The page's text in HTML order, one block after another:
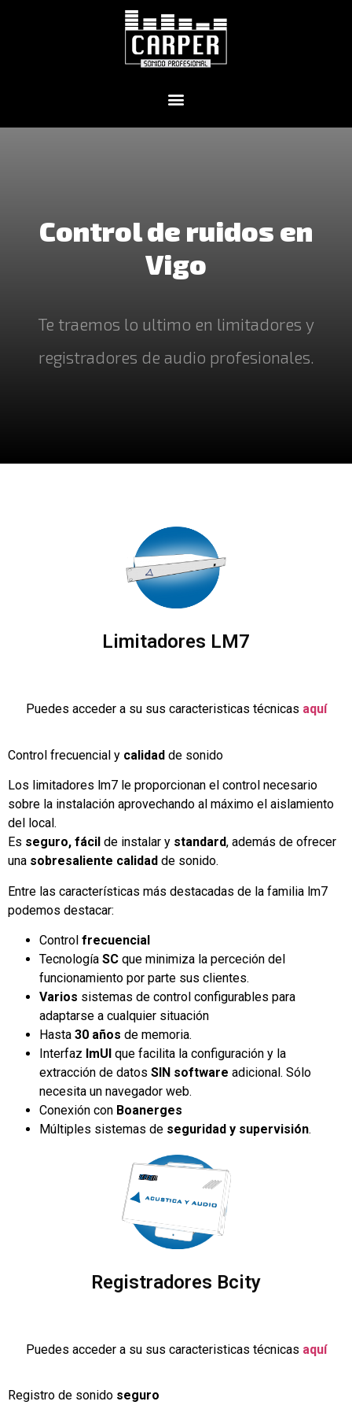
Control de ruidos en
Vigo
Te traemos lo ultimo en limitadores y
registradores de audio profesionales.
Limitadores LM7
Puedes acceder a su sus caracteristicas técnicas aquí
Control frecuencial y calidad de sonido
Los limitadores lm7 le proporcionan el control necesario
sobre la instalación aprovechando al máximo el aislamiento
del local.
Es seguro, fácil de instalar y standard, además de ofrecer
una sobresaliente calidad de sonido.
Entre las características más destacadas de la familia lm7
podemos destacar:
Control frecuencial
Tecnología SC que minimiza la perceción del
funcionamiento por parte sus clientes.
Varios sistemas de control configurables para
adaptarse a cualquier situación
Hasta 30 años de memoria.
Interfaz lmUI que facilita la configuración y la
extracción de datos SIN software adicional. Sólo
necesita un navegador web.
Conexión con Boanerges
Múltiples sistemas de seguridad y supervisión.
Registradores Bcity
Puedes acceder a su sus caracteristicas técnicas aquí
Registro de sonido seguro